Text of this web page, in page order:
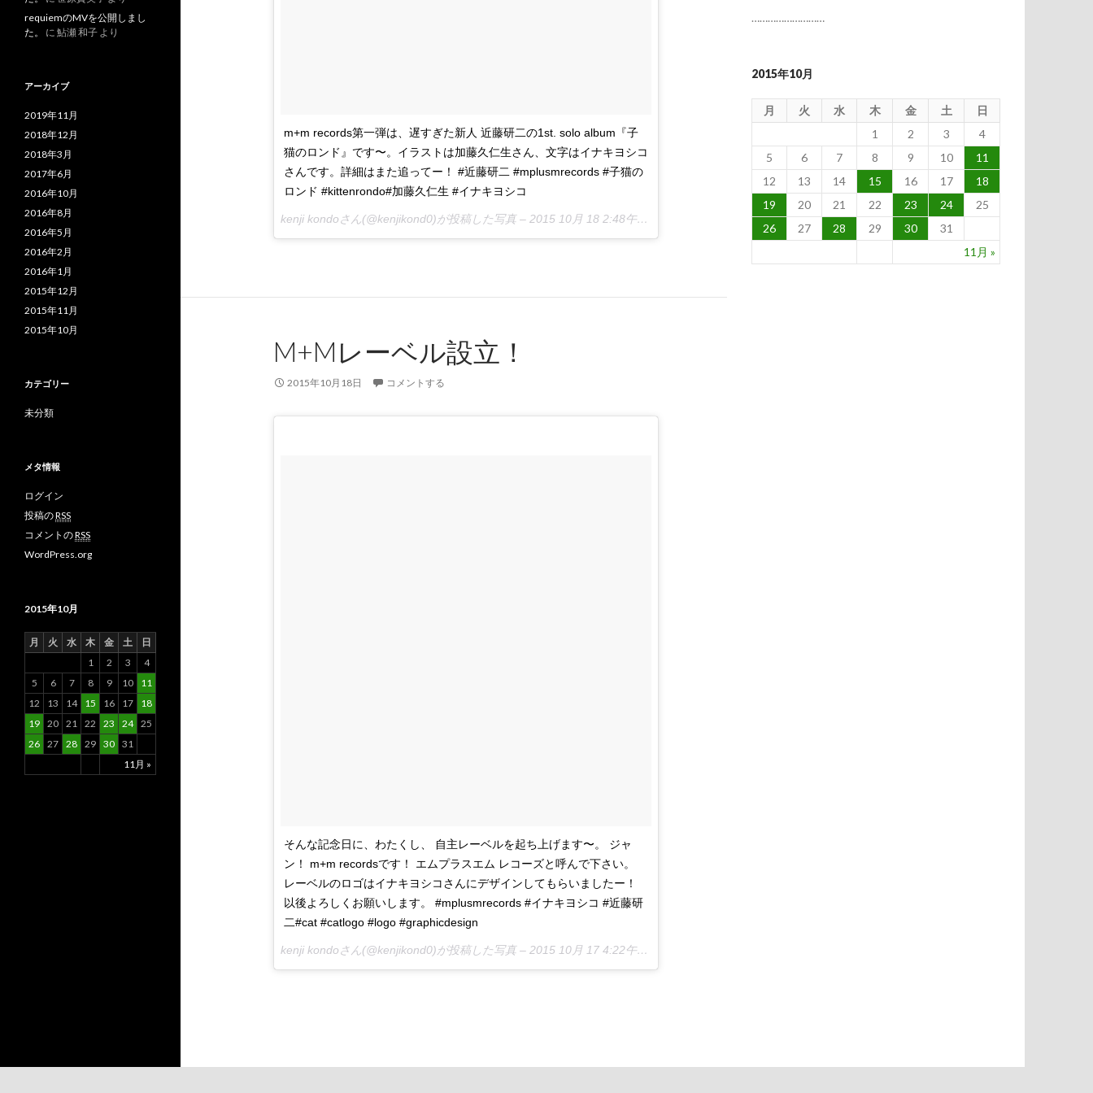
m+m records第一弾は、遅すぎた新人 近藤研二の1st. solo album『子
猫のロンド』です〜。イラストは加藤久仁生さん、文字はイナキヨシコ
さんです。詳細はまた追ってー！ #近藤研二 #mplusmrecords #子猫の
ロンド #kittenrondo#加藤久仁生 #イナキヨシコ
kenji kondoさん(@kenjikond0)が投稿した写真 – 2015 10月 18 2:48午前 PDT
M+Mレーベル設立！
2015年10月18日 コメントする
そんな記念日に、わたくし、 自主レーベルを起ち上げます〜。 ジャ
ン！ m+m recordsです！ エムプラスエム レコーズと呼んで下さい。
レーベルのロゴはイナキヨシコさんにデザインしてもらいましたー！
以後よろしくお願いします。 #mplusmrecords #イナキヨシコ #近藤研
二#cat #catlogo #logo #graphicdesign
kenji kondoさん(@kenjikond0)が投稿した写真 – 2015 10月 17 4:22午後 PDT
………………………
2015年10月
月 火 水 木 金 土 日
11月 »
1 2 3
4
5
6 7 8 9 10
11
12
13 14 15 16 17
18
19
20 21 22 23 24
25
26
27 28 29 30 31
requiemのMVを公開しまし
た。
に 鮎瀬 和子 より
アーカイブ
2019年11月
2018年12月
2018年3月
2017年6月
2016年10月
2016年8月
2016年5月
2016年2月
2016年1月
2015年12月
2015年11月
2015年10月
カテゴリー
未分類
メタ情報
ログイン
投稿のRSS
コメントのRSS
WordPress.org
2015年10月
月 火 水 木 金 土 日
11月 »
1 2 3
4
5
6 7 8 9 10
11
12
13 14 15 16 17
18
19 20 21 22 23 24 25
26 27 28 29 30 31